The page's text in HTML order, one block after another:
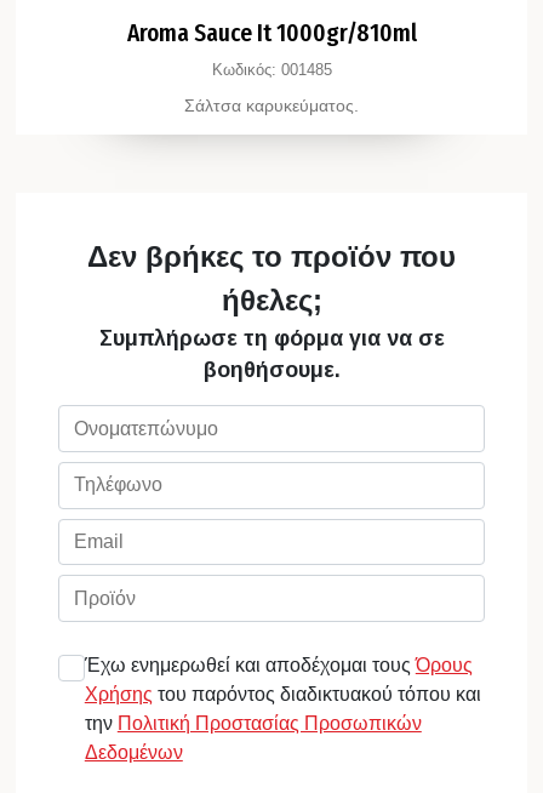
Aroma Sauce It 1000gr/810ml
Κωδικός: 001485
Σάλτσα καρυκεύματος.
Δεν βρήκες το προϊόν που
ήθελες;
Συμπλήρωσε τη φόρμα για να σε
βοηθήσουμε.
Έχω ενημερωθεί και αποδέχομαι τουςΌρους
Χρήσης του παρόντος διαδικτυακού τόπου και
την Πολιτική Προστασίας Προσωπικών
Δεδομένων